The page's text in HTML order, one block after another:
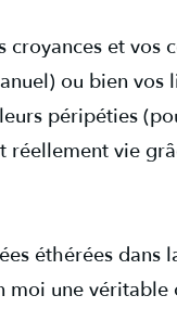
croyances et vos
ou bien vos
péripéties
réellement vie
éthérées dans
moi une véritable